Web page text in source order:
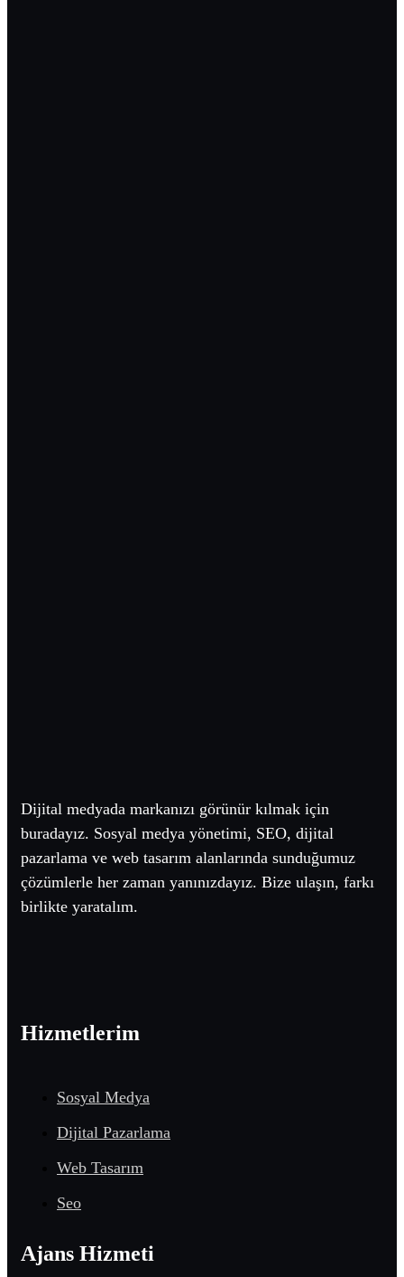
Dijital medyada markanızı görünür kılmak için
buradayız. Sosyal medya yönetimi, SEO, dijital
pazarlama ve web tasarım alanlarında sunduğumuz
çözümlerle her zaman yanınızdayız. Bize ulaşın, farkı
birlikte yaratalım.
Hizmetlerim
Sosyal Medya
Dijital Pazarlama
Web Tasarım
Seo
Ajans Hizmeti